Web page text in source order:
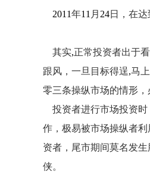
2011年11 月 24日，在
其实,正常投资者出于
跟风，一旦目标得逞,马
零三条操纵市场的情形，
投资者进行市场投资时
作，极易被市场操纵者
资者，尾市期间莫名发
侠。